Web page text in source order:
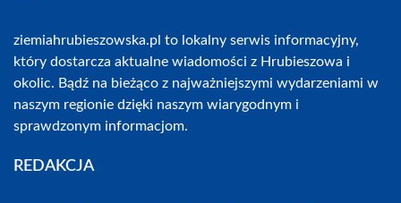
ziemiahrubieszowska.pl to lokalny serwis informacyjny,
który dostarcza aktualne wiadomości z Hrubieszowa i
okolic. Bądź na bieżąco z najważniejszymi wydarzeniami w
naszym regionie dzięki naszym wiarygodnym i
sprawdzonym informacjom.
REDAKCJA